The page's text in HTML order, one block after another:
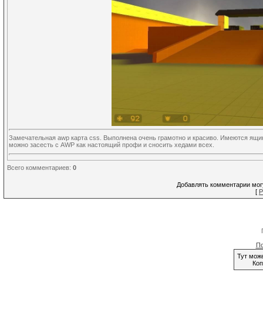
Замечательная awp карта css. Выполнена очень грамотно и красиво. Имеются
можно засесть с AWP как настоящий профи и сносить хедами всех.
Всего комментариев: 0
Добавлять комментарии
[
Тут